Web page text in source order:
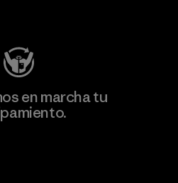
en marcha tu